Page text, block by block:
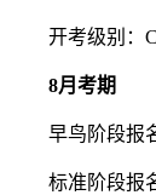
开考级别：
8月考期
早鸟阶段报名
标准阶段报名